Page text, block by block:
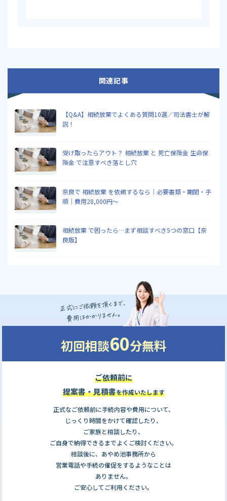
関連記事
【Q&A】相続放棄でよくある質問10選／司法書士が解
説！
受け取ったらアウト？ 相続放棄 と 死亡保険金 生命保
険金 で注意すべき落とし穴
奈良で 相続放棄 を依頼するなら｜必要書類・期間・手
順｜費用28,000円～
相続放棄 で困ったら…まず相談すべき5つの窓口【奈
良版】
初回相談60分無料
ご依頼前に
提案書・見積書を作成いたします
正式なご依頼前に手続内容や費用について、
じっくり時間をかけて確認したり、
ご家族と相談したり、
ご自身で納得できるまでよくご検討ください。
相談後に、あやめ池事務所から
営業電話や手続の催促をするようなことは
ありません。
ご安心してご利用ください。